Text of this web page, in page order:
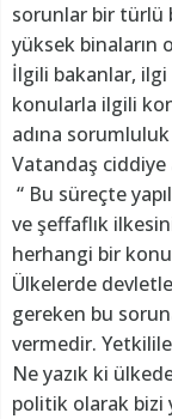
sorunlar bir türlü
yüksek binaların
İlgili bakanlar, ilgi
konularla ilgili
adına sorumluluk
Vatandaş ciddiye
“ Bu süreçte
ve şeffaflık
herhangi bir
Ülkelerde
gereken bu
vermedir.
Ne yazık ki
politik olarak bizi